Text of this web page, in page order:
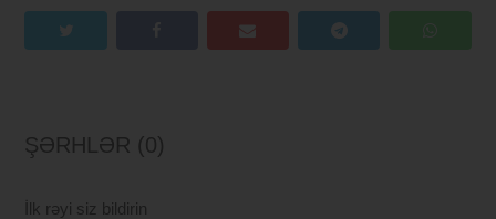
ŞƏRHLƏR (0)
İlk rəyi siz bildirin